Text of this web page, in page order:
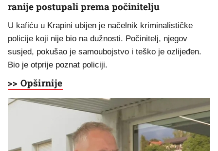
ranije postupali prema počinitelju
U kafiću u Krapini ubijen je načelnik kriminalističke
policije koji nije bio na dužnosti. Počinitelj, njegov
susjed, pokušao je samoubojstvo i teško je ozlijeđen.
Bio je otprije poznat policiji.
>> Opširnije